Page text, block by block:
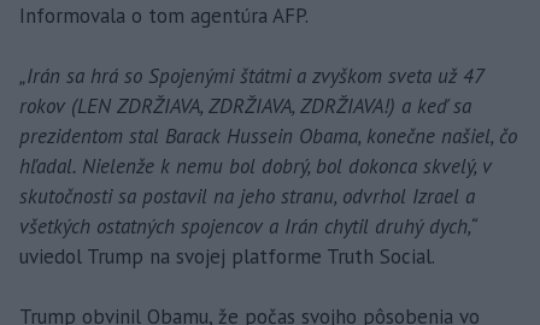
Informovala o tom agentúra AFP.
„Irán sa hrá so Spojenými štátmi a zvyškom sveta už 47
rokov (LEN ZDRŽIAVA, ZDRŽIAVA, ZDRŽIAVA!) a keď sa
prezidentom stal Barack Hussein Obama, konečne našiel, čo
hľadal. Nielenže k nemu bol dobrý, bol dokonca skvelý, v
skutočnosti sa postavil na jeho stranu, odvrhol Izrael a
všetkých ostatných spojencov a Irán chytil druhý dych,“
uviedol Trump na svojej platforme Truth Social.
Trump obvinil Obamu, že počas svojho pôsobenia vo